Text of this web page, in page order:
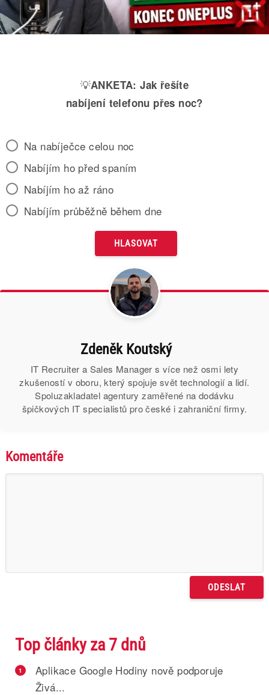
💡ANKETA: Jak řešíte
nabíjení telefonu přes noc?
Na nabíječce celou noc
Nabíjím ho před spaním
Nabíjím ho až ráno
Nabíjím průběžně během dne
Zdeněk Koutský
IT Recruiter a Sales Manager s více než osmi lety
zkušeností v oboru, který spojuje svět technologií a lidí.
Spoluzakladatel agentury zaměřené na dodávku
špičkových IT specialistů pro české i zahraniční firmy.
Komentáře
Top články za 7 dnů
1
Aplikace Google Hodiny nově podporuje
Živá...